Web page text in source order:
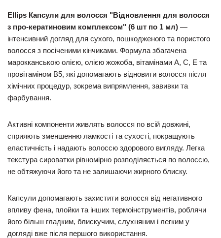
Ellips Капсули для волосся "Відновлення для волосся
з про-кератиновим комплексом" (6 шт по 1 мл) —
інтенсивний догляд для сухого, пошкодженого та пористого
волосся з посіченими кінчиками. Формула збагачена
марокканською олією, олією жожоба, вітамінами A, C, E та
провітаміном B5, які допомагають відновити волосся після
хімічних процедур, зокрема випрямлення, завивки та
фарбування.
Активні компоненти живлять волосся по всій довжині,
сприяють зменшенню ламкості та сухості, покращують
еластичність і надають волоссю здорового вигляду. Легка
текстура сироватки рівномірно розподіляється по волоссю,
не обтяжуючи його та не залишаючи жирного блиску.
Капсули допомагають захистити волосся від негативного
впливу фена, плойки та інших термоінструментів, роблячи
його більш гладким, блискучим, слухняним і легким у
догляді вже після першого використання.